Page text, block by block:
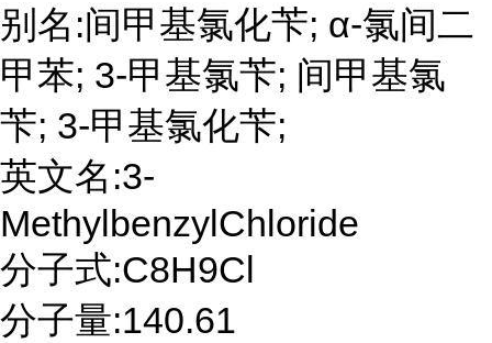
别名:间甲基氯化苄; α-氯间二
甲苯; 3-甲基氯苄; 间甲基氯
苄; 3-甲基氯化苄;
英文名:3-
MethylbenzylChloride
分子式:C8H9Cl
分子量:140.61